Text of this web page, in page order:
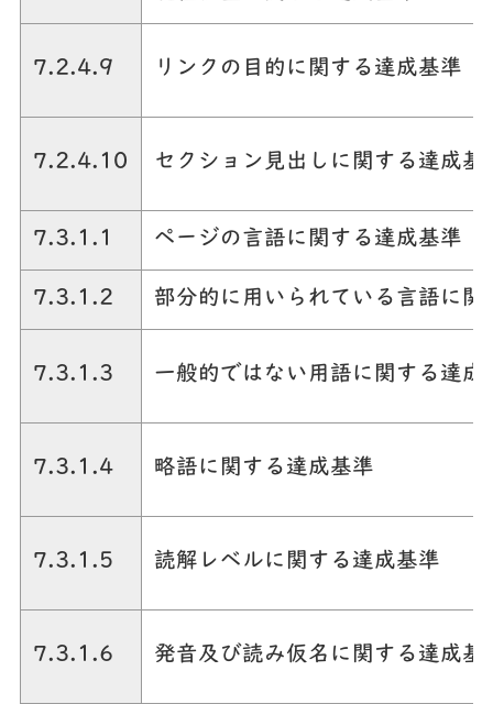
7.2.4.9 リンクの目的に関する達成基準
7.2.4.10 セクション見出しに関する達成基
7.3.1.1 ページの言語に関する達成基準
7.3.1.2 部分的に用いられている言語に関
7.3.1.3 一般的ではない用語に関する達成
7.3.1.4 略語に関する達成基準
7.3.1.5 読解レベルに関する達成基準
7.3.1.6 発音及び読み仮名に関する達成基